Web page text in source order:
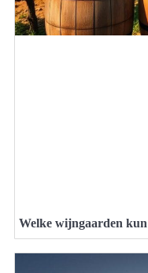
Welke wijngaarden